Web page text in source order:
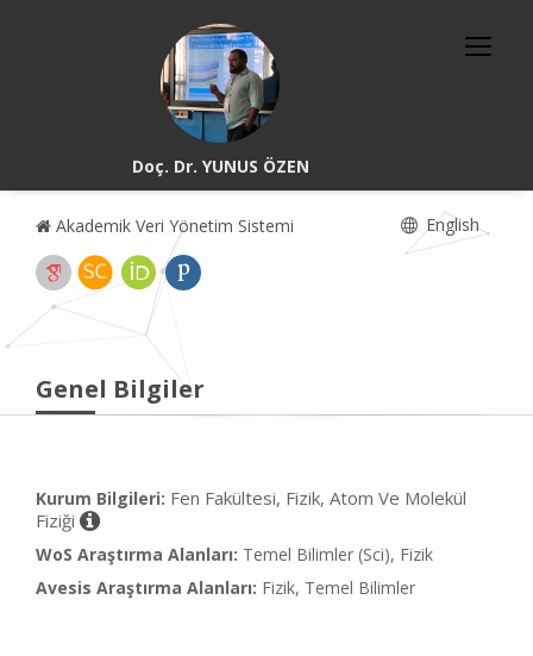
Doç. Dr. YUNUS ÖZEN
Akademik Veri Yönetim Sistemi English
Genel Bilgiler
Kurum Bilgileri: Fen Fakültesi, Fizik, Atom Ve Molekül
Fiziği
WoS Araştırma Alanları: Temel Bilimler (Sci), Fizik
Avesis Araştırma Alanları: Fizik, Temel Bilimler